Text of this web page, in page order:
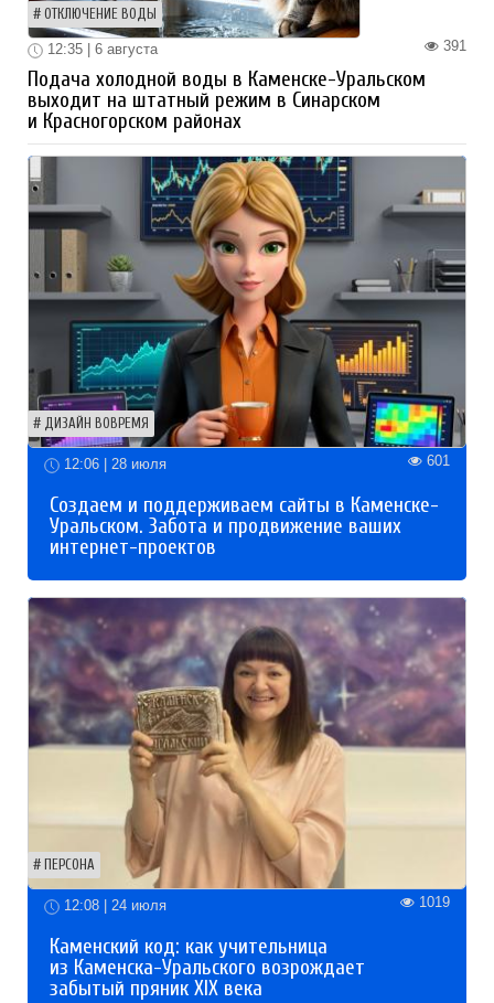
ОТКЛЮЧЕНИЕ ВОДЫ
391
12:35 | 6 августа
Подача холодной воды в Каменске-Уральском
выходит на штатный режим в Синарском
и Красногорском районах
ДИЗАЙН ВОВРЕМЯ
12:06 | 28 июля 601
Создаем и поддерживаем сайты в Каменске-
Уральском. Забота и продвижение ваших
интернет-проектов
ПЕРСОНА
12:08 | 24 июля 1019
Каменский код: как учительница
из Каменска-Уральского возрождает
забытый пряник XIX века